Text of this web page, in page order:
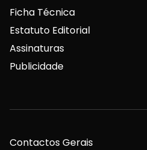
Ficha Técnica
Estatuto Editorial
Assinaturas
Publicidade
Contactos Gerais